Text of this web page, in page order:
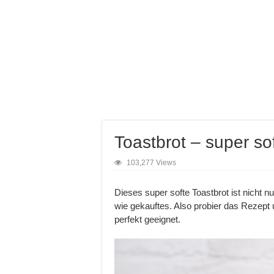
Toastbrot – super
103,277 Views
Dieses super softe Toastbrot ist nicht
wie gekauftes. Also probier das
perfekt geeignet.